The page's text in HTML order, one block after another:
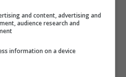
scommesse e sport
100% fino a 50€ in
100% fino a 2000€ in Bonus
and content, advertising and
audience research and
information on a device